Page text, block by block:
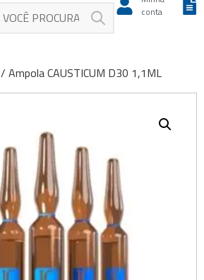
conta
/ Ampola CAUSTICUM D30 1,1ML